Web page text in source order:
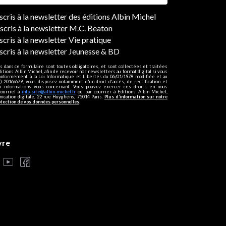
à la newsletter des éditions Albin Michel
à la newsletter M.C. Beaton
à la newsletter Vie pratique
à la newsletter Jeunesse & BD
dans ce formulaire sont toutes obligatoires, et sont collectées et traitées
Albin Michel, afin de recevoir nos newsletters au format digital si vous
à la Loi Informatique et Libertés du 06/01/1978 modifiée et au
2016/679, vous disposez notamment d'un droit d'accès, de rectification et
informations vous concernant. Vous pouvez exercer ces droits en nous
àinfo-site@albin-michel.fr ou par courrier à Editions Albin Michel,
digitale, 22 rue Huyghens, 75014 Paris. Plus d’information sur notre
de vos données personnelles